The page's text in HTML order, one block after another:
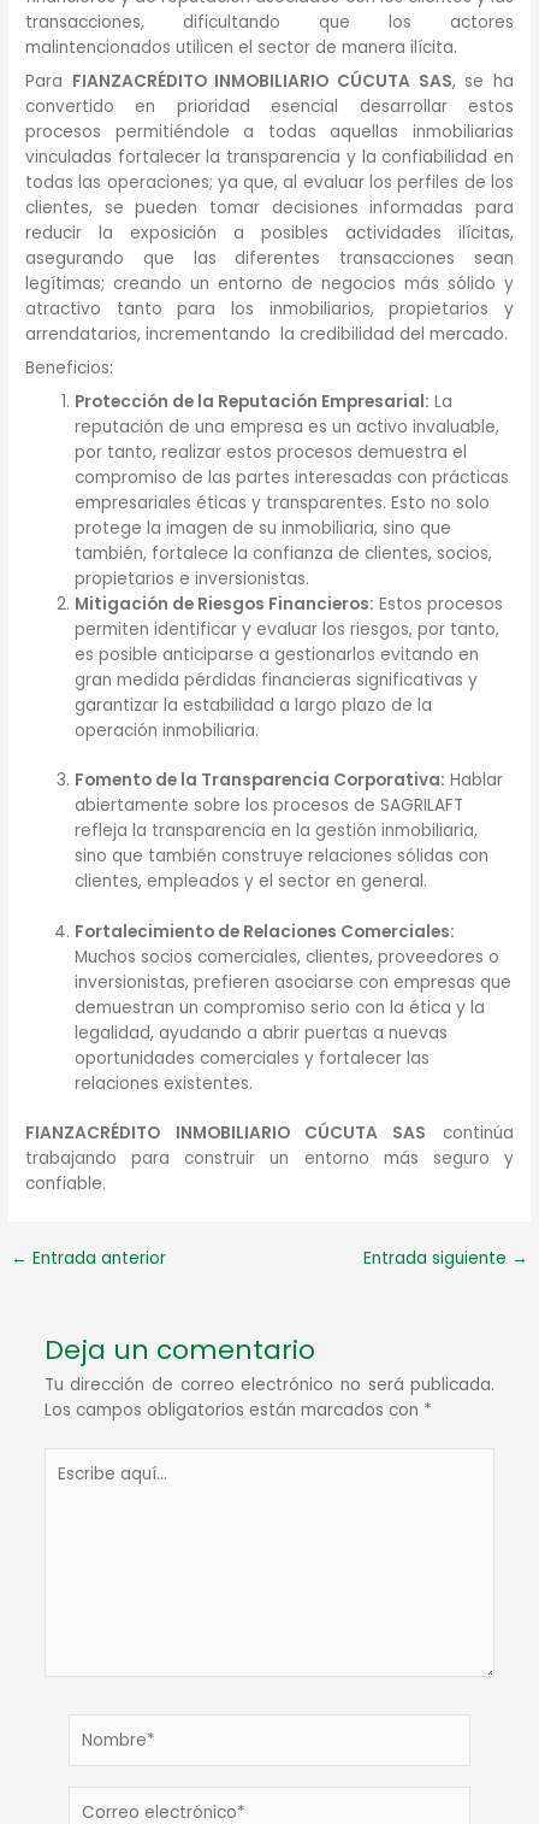
transacciones, dificultando que los actores
malintencionados utilicen el sector de manera ilícita.
Para FIANZACRÉDITO INMOBILIARIO CÚCUTA SAS, se ha
convertido en prioridad esencial desarrollar estos
procesos permitiéndole a todas aquellas inmobiliarias
vinculadas fortalecer la transparencia y la confiabilidad en
todas las operaciones; ya que, al evaluar los perfiles de los
clientes, se pueden tomar decisiones informadas para
reducir la exposición a posibles actividades ilícitas,
asegurando que las diferentes transacciones sean
legítimas; creando un entorno de negocios más sólido y
atractivo tanto para los inmobiliarios, propietarios y
arrendatarios, incrementando la credibilidad del mercado.
Beneficios:
Protección de la Reputación Empresarial: La
reputación de una empresa es un activo invaluable,
por tanto, realizar estos procesos demuestra el
compromiso de las partes interesadas con prácticas
empresariales éticas y transparentes. Esto no solo
protege la imagen de su inmobiliaria, sino que
también, fortalece la confianza de clientes, socios,
propietarios e inversionistas.
Mitigación de Riesgos Financieros: Estos procesos
permiten identificar y evaluar los riesgos, por tanto,
es posible anticiparse a gestionarlos evitando en
gran medida pérdidas financieras significativas y
garantizar la estabilidad a largo plazo de la
operación inmobiliaria.
Fomento de la Transparencia Corporativa: Hablar
abiertamente sobre los procesos de SAGRILAFT
refleja la transparencia en la gestión inmobiliaria,
sino que también construye relaciones sólidas con
clientes, empleados y el sector en general.
Fortalecimiento de Relaciones Comerciales:
Muchos socios comerciales, clientes, proveedores o
inversionistas, prefieren asociarse con empresas que
demuestran un compromiso serio con la ética y la
legalidad, ayudando a abrir puertas a nuevas
oportunidades comerciales y fortalecer las
relaciones existentes.
FIANZACRÉDITO INMOBILIARIO CÚCUTA SAS continúa
trabajando para construir un entorno más seguro y
confiable.
← Entrada anterior Entrada siguiente →
Deja un comentario
Tu dirección de correo electrónico no será publicada.
Los campos obligatorios están marcados con *
aquí...